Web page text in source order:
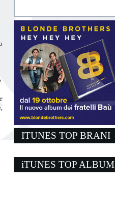
ITUNES TOP BRANI
iTUNES TOP ALBUM